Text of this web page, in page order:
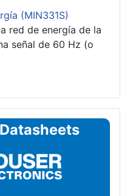
(MIN331S)
red de energía de la
señal de 60 Hz (o